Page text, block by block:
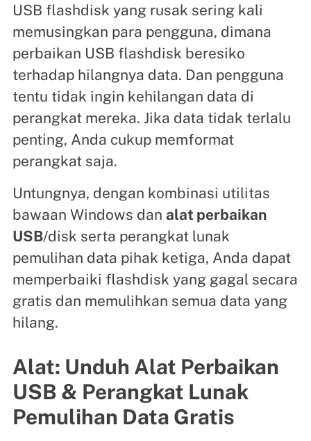
USB flashdisk yang rusak sering kali
memusingkan para pengguna, dimana
perbaikan USB flashdisk beresiko
terhadap hilangnya data. Dan pengguna
tentu tidak ingin kehilangan data di
perangkat mereka. Jika data tidak terlalu
penting, Anda cukup memformat
perangkat saja.
Untungnya, dengan kombinasi utilitas
bawaan Windows dan alat perbaikan
USB/disk serta perangkat lunak
pemulihan data pihak ketiga, Anda dapat
memperbaiki flashdisk yang gagal secara
gratis dan memulihkan semua data yang
hilang.
Alat: Unduh Alat Perbaikan
USB & Perangkat Lunak
Pemulihan Data Gratis